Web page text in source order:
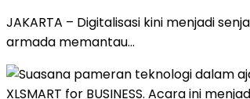
JAKARTA – Digitalisasi kini menjadi
armada memantau…